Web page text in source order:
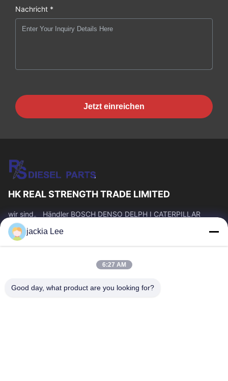
Nachricht *
Jetzt einreichen
HK REAL STRENGTH TRADE LIMITED
wir sind。 Händler BOSCH DENSO DELPH I CATERPILLAR
VOLVO CUMMINS TOYOTA ISUZU Company whatsapp Zahl:
0086 159 2067 9523.
Schnelllinks
Produkte
Über Uns
Werksbesichtigung
jackia Lee
6:27 AM
Good day, what product are you looking for?